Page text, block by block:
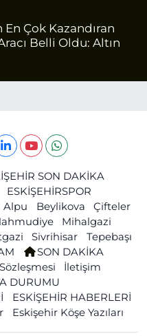
En Çok Kazandıran
Belli Oldu: Altın
SON DAKİKA
ESKİŞEHİRSPOR
Alpu Beylikova
Çifteler
Mihalgazi
Sivrihisar
Tepebaşı
SON DAKİKA
İletişim
DURUMU
ESKİŞEHİR HABERLERİ
Eskişehir Köşe Yazıları